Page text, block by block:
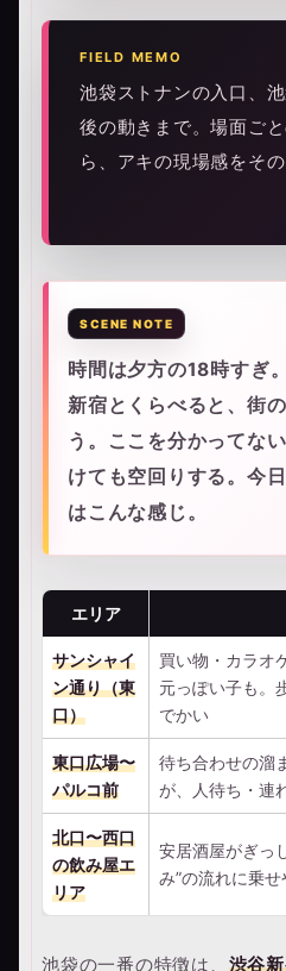
FIELD MEMO
池袋ストナンの入口、
後の動きまで。場面ご
ら、アキの現場感をそ
時間は夕方の18時すぎ
新宿とくらべると、街
う。ここを分かってな
けても空回りする。今
はこんな感じ。
エリア
サンシャイ
ン通り（東
口）
買い物・カラオ
元っぽい子も。
でかい
東口広場〜
パルコ前
待ち合わせの溜
が、人待ち・連
北口〜西口
の飲み屋エ
リア
安居酒屋がぎっ
み”の流れに乗
池袋の一番の特徴は、 渋谷